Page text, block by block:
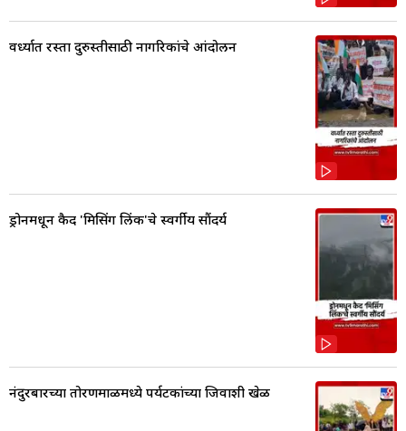
वर्ध्यात रस्ता दुरुस्तीसाठी नागरिकांचे आंदोलन
ड्रोनमधून कैद 'मिसिंग लिंक'चे स्वर्गीय सौंदर्य
नंदुरबारच्या तोरणमाळमध्ये पर्यटकांच्या जिवाशी खेळ